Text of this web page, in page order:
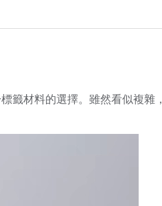
籤材料的選擇。雖然看似複雜，